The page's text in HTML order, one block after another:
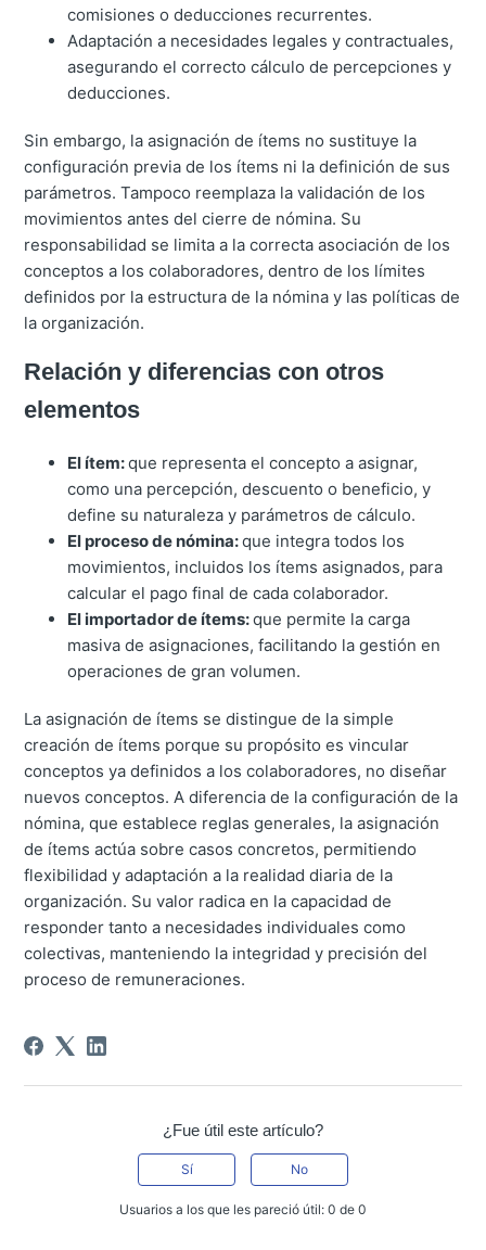
comisiones o deducciones recurrentes.
Adaptación a necesidades legales y contractuales,
asegurando el correcto cálculo de percepciones y
deducciones.
Sin embargo, la asignación de ítems no sustituye la
configuración previa de los ítems ni la definición de sus
parámetros. Tampoco reemplaza la validación de los
movimientos antes del cierre de nómina. Su
responsabilidad se limita a la correcta asociación de los
conceptos a los colaboradores, dentro de los límites
definidos por la estructura de la nómina y las políticas de
la organización.
Relación y diferencias con otros
elementos
El ítem:que representa el concepto a asignar,
como una percepción, descuento o beneficio, y
define su naturaleza y parámetros de cálculo.
El proceso de nómina:que integra todos los
movimientos, incluidos los ítems asignados, para
calcular el pago final de cada colaborador.
El importador de ítems:que permite la carga
masiva de asignaciones, facilitando la gestión en
operaciones de gran volumen.
La asignación de ítems se distingue de la simple
creación de ítems porque su propósito es vincular
conceptos ya definidos a los colaboradores, no diseñar
nuevos conceptos. A diferencia de la configuración de la
nómina, que establece reglas generales, la asignación
de ítems actúa sobre casos concretos, permitiendo
flexibilidad y adaptación a la realidad diaria de la
organización. Su valor radica en la capacidad de
responder tanto a necesidades individuales como
colectivas, manteniendo la integridad y precisión del
proceso de remuneraciones.
¿Fue útil este artículo?
Sí No
Usuarios a los que les pareció útil: 0 de 0